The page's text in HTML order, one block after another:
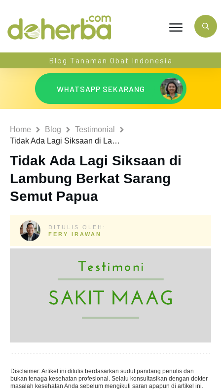
Blog Tanaman Obat Indonesia
WHATSAPP SEKARANG
Home Blog
Testimonial
Tidak Ada Lagi Siksaan di Lambung Berkat Sarang Semut Papua
Tidak Ada Lagi Siksaan di
Lambung Berkat Sarang
Semut Papua
DITULIS OLEH:
FERY IRAWAN
Disclaimer: Artikel ini ditulis berdasarkan sudut pandang penulis dan
bukan tenaga kesehatan profesional. Selalu konsultasikan dengan dokter
masalah kesehatan Anda sebelum mengikuti saran apapun di artikel ini.